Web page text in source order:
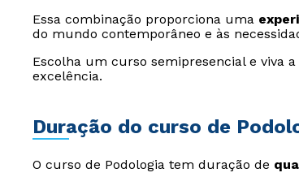
Essa combinação proporciona uma
do mundo contemporâneo e às
Escolha um curso semipresencial e viva
excelência.
Duração do curso de
O curso de Podologia tem duração de